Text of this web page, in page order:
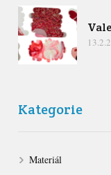
Kategorie
Materiál